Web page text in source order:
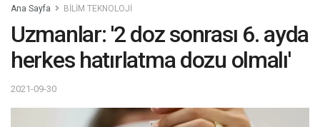
Ana Sayfa BİLİM TEKNOLOJİ
Uzmanlar: '2 doz sonrası 6. ayda
herkes hatırlatma dozu olmalı'
2021-09-30